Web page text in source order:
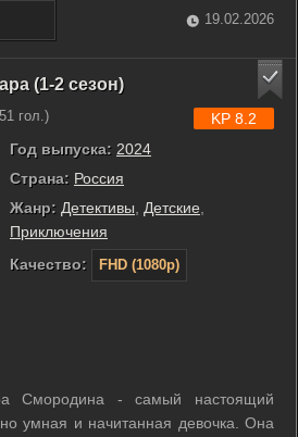
...
19.02.2026
(1-2 сезон)
гол.)
Год выпуска: 2024
Страна: Россия
Жанр: Детективы Детские
Приключения
Качество:
FHD (1080p)
KP 8.2
Смородина - самый настоящий
умная и начитанная девочка. Она